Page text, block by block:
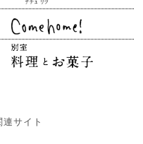
サイト